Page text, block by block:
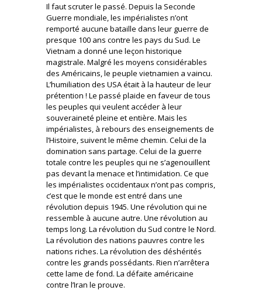
Il faut scruter le passé. Depuis la Seconde
Guerre mondiale, les impérialistes n’ont
remporté aucune bataille dans leur guerre de
presque 100 ans contre les pays du Sud. Le
Vietnam a donné une leçon historique
magistrale. Malgré les moyens considérables
des Américains, le peuple vietnamien a vaincu.
L’humiliation des USA était à la hauteur de leur
prétention ! Le passé plaide en faveur de tous
les peuples qui veulent accéder à leur
souveraineté pleine et entière. Mais les
impérialistes, à rebours des enseignements de
l’Histoire, suivent le même chemin. Celui de la
domination sans partage. Celui de la guerre
totale contre les peuples qui ne s’agenouillent
pas devant la menace et l’intimidation. Ce que
les impérialistes occidentaux n’ont pas compris,
c’est que le monde est entré dans une
révolution depuis 1945. Une révolution qui ne
ressemble à aucune autre. Une révolution au
temps long. La révolution du Sud contre le Nord.
La révolution des nations pauvres contre les
nations riches. La révolution des déshérités
contre les grands possédants. Rien n’arrêtera
cette lame de fond. La défaite américaine
contre l’Iran le prouve.